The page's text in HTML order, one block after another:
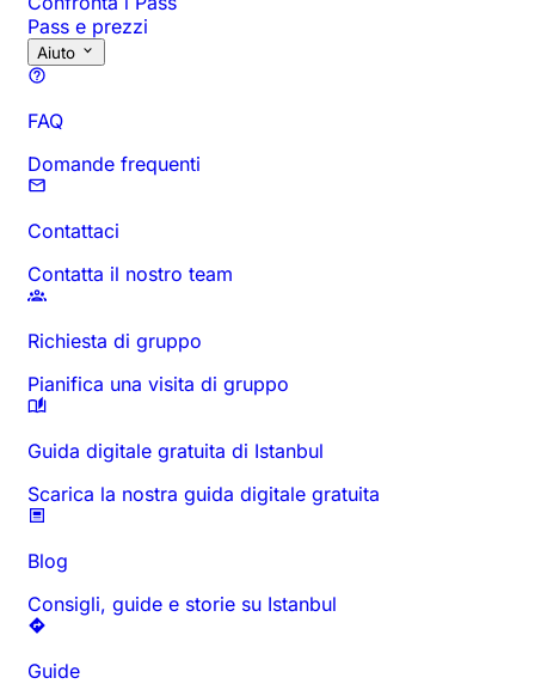
Pass e prezzi
Aiuto
FAQ
Domande frequenti
Contattaci
Contatta il nostro team
Richiesta di gruppo
Pianifica una visita di gruppo
Guida digitale gratuita di Istanbul
Scarica la nostra guida digitale gratuita
Blog
Consigli, guide e storie su Istanbul
Guide